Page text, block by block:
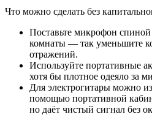
Что можно сделать без
Поставьте микрофон спиной
комнаты — так уменьшите
отражений.
Используйте портативные
хотя бы плотное одеяло за
Для электрогитары можно
помощью портативной
но даёт чистый сигнал без